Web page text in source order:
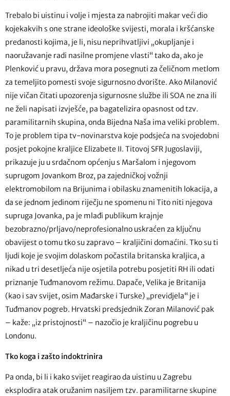
Trebalo bi uistinu i volje i mjesta za nabrojiti makar veći dio
kojekakvih s one strane ideološke svijesti, morala i kršćanske
predanosti kojima, je li, nisu neprihvatljivi „okupljanje i
naoružavanje radi nasilne promjene vlasti“ tako da, ako je
Plenković u pravu, država mora posegnuti za čeličnom metlom
za temeljito pomesti svoje sigurnosno dvorište. Ako Milanović
nije vičan čitati upozorenja sigurnosne službe ili SOA ne zna ili
ne želi napisati izvješće, pa bagatelizira opasnost od tzv.
paramilitarnih skupina, onda Bijedna Naša ima veliki problem.
To je problem tipa tv-novinarstva koje podsjeća na svojedobni
posjet pokojne kraljice Elizabete II. Titovoj SFR Jugoslaviji,
prikazuje ju u srdačnom općenju s Maršalom i njegovom
suprugom Jovankom Broz, pa zajedničkoj vožnji
elektromobilom na Brijunima i obilasku znamenitih lokacija, a
da se jednom jedinom riječju ne spomenu ni Tito niti njegova
supruga Jovanka, pa je mlađi publikum krajnje
bezobrazno/prljavo/neprofesionalno uskraćen za ključnu
obavijest o tomu tko su zapravo – kraljičini domaćini. Tko su ti
ljudi koje je svojim dolaskom počastila britanska kraljica, a
nikad u tri desetljeća nije osjetila potrebu posjetiti RH ili odati
priznanje Tuđmanovom režimu. Dapače, Velika je Britanija
(kao i sav svijet, osim Mađarske i Turske) „previdjela“ je i
Tuđmanov pogreb. Hrvatski predsjednik Zoran Milanović pak
– kaže: „iz pristojnosti“ – nazočio je kraljičinu pogrebu u
Londonu.
Tko koga i zašto indoktrinira
Pa onda, bi li i kako svijet reagirao da uistinu u Zagrebu
eksplodira atak oružanim nasiljem tzv. paramilitarne skupine